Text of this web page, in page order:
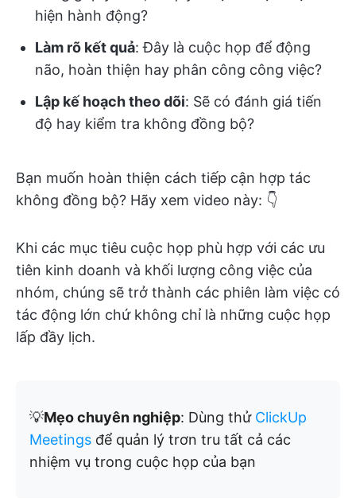
hiện hành động?
Làm rõ kết quả: Đây là cuộc họp để động
não, hoàn thiện hay phân công công việc?
Lập kế hoạch theo dõi: Sẽ có đánh giá tiến
độ hay kiểm tra không đồng bộ?
Bạn muốn hoàn thiện cách tiếp cận hợp tác
không đồng bộ? Hãy xem video này: 👇
Khi các mục tiêu cuộc họp phù hợp với các ưu
tiên kinh doanh và khối lượng công việc của
nhóm, chúng sẽ trở thành các phiên làm việc có
tác động lớn chứ không chỉ là những cuộc họp
lấp đầy lịch.
💡Mẹo chuyên nghiệp: Dùng thử ClickUp
Meetings để quản lý trơn tru tất cả các
nhiệm vụ trong cuộc họp của bạn